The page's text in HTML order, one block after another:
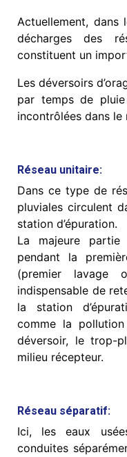
Actuellement, dans
décharges des
constituent un
Les déversoirs
par temps de
incontrôlées dans
Réseau unitaire:
Dans ce type de
pluviales circulent
station d’épuration.
La majeure
pendant la
(premier
indispensable de
la station
comme la
déversoir, le trop-
milieu récepteur.
Réseau séparatif:
Ici, les eaux
conduites